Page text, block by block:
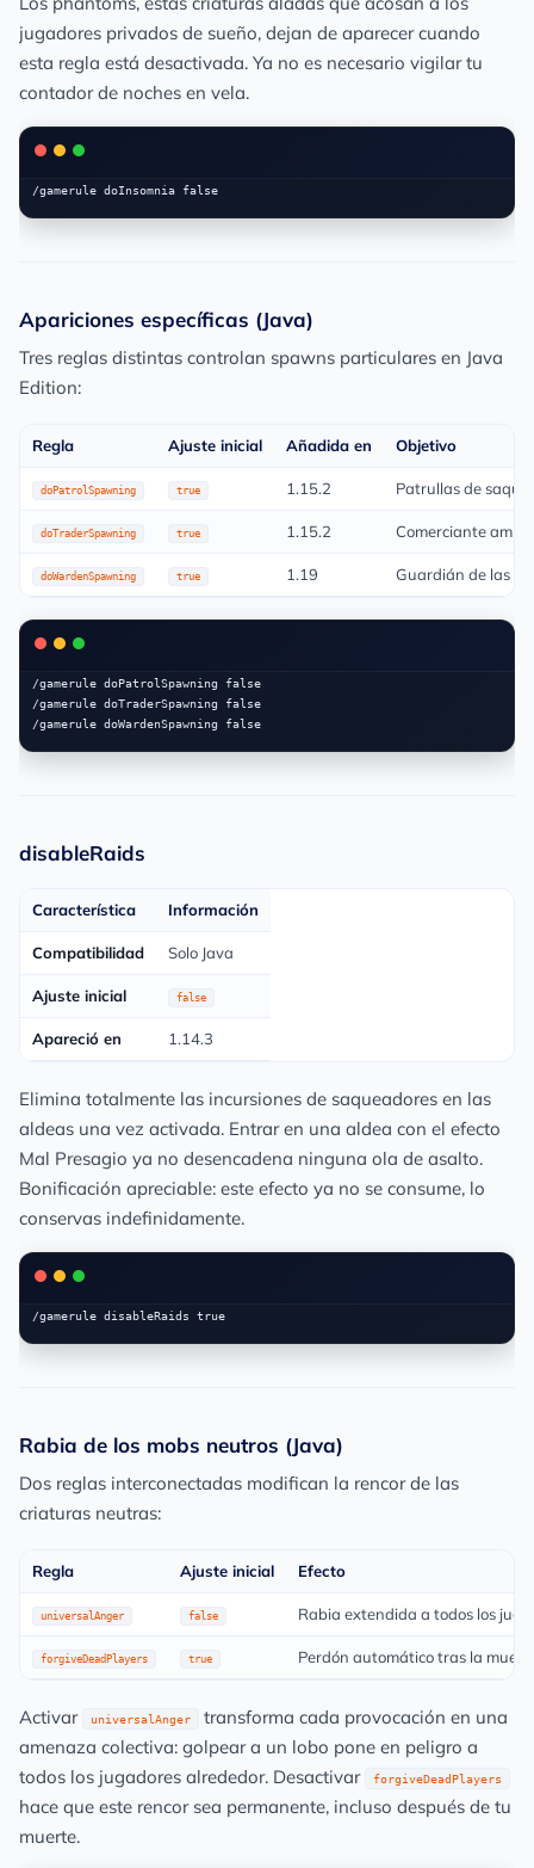
jugadores privados de sueño, dejan de aparecer cuando
esta regla está desactivada. Ya no es necesario vigilar tu
contador de noches en vela.
Apariciones específicas (Java)
Tres reglas distintas controlan spawns particulares en Java
Edition:
Regla Ajuste inicial Añadida en Objetivo
doPatrolSpawning true 1.15.2 Patrullas de
doTraderSpawning true 1.15.2 Comerciante
doWardenSpawning true 1.19 Guardián de las
/gamerule doPatrolSpawning false
/gamerule doTraderSpawning false
disableRaids
Característica Información
Compatibilidad Solo Java
Ajuste inicial false
Apareció en 1.14.3
Elimina totalmente las incursiones de saqueadores en las
aldeas una vez activada. Entrar en una aldea con el efecto
Mal Presagio ya no desencadena ninguna ola de asalto.
Bonificación apreciable: este efecto ya no se consume, lo
conservas indefinidamente.
Rabia de los mobs neutros (Java)
Dos reglas interconectadas modifican la rencor de las
criaturas neutras:
Regla Ajuste inicial Efecto
universalAnger false Rabia extendida a todos los
forgiveDeadPlayers true Perdón automático tras la
Activar universalAnger
transforma cada provocación en una
amenaza colectiva: golpear a un lobo pone en peligro a
todos los jugadores alrededor. Desactivar
forgiveDeadPlayers
hace que este rencor sea permanente, incluso después de tu
muerte.